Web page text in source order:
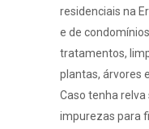
residenciais na
e de
tratamentos,
plantas, árvores
Caso tenha relva
impurezas para